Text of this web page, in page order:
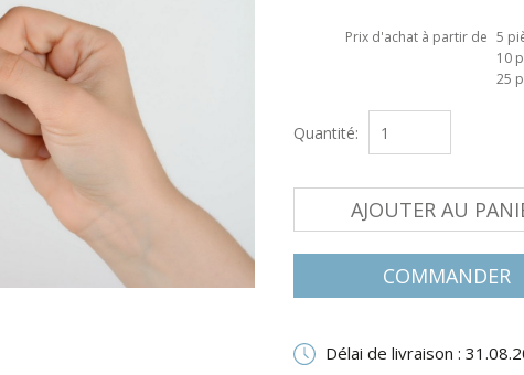
Prix d'achat à partir de 5
10
25
Quantité:
AJOUTER AU
COMMANDER
Délai de livraison :